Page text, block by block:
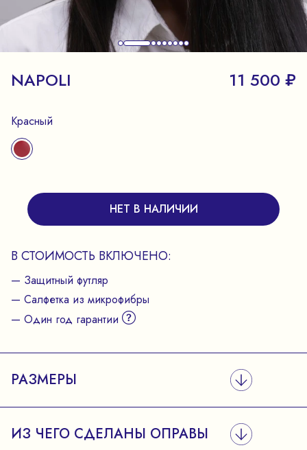
NAPOLI 11 500 ₽
Красный
НЕТ В НАЛИЧИИ
В СТОИМОСТЬ ВКЛЮЧЕНО:
— Защитный футляр
— Салфетка из микрофибры
— Один год гарантии
РАЗМЕРЫ
ИЗ ЧЕГО СДЕЛАНЫ ОПРАВЫ